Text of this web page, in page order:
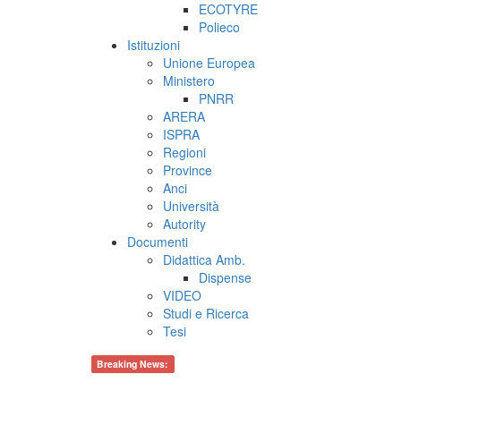
ECOTYRE
Polieco
Istituzioni
Unione Europea
Ministero
PNRR
ARERA
ISPRA
Regioni
Province
Anci
Università
Autority
Documenti
Didattica Amb.
Dispense
VIDEO
Studi e Ricerca
Tesi
Breaking News: